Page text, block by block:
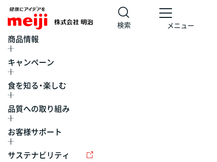
検索 メニュー
商品情報
キャンペーン
食を知る・楽しむ
品質への取り組み
お客様サポート
サステナビリティ